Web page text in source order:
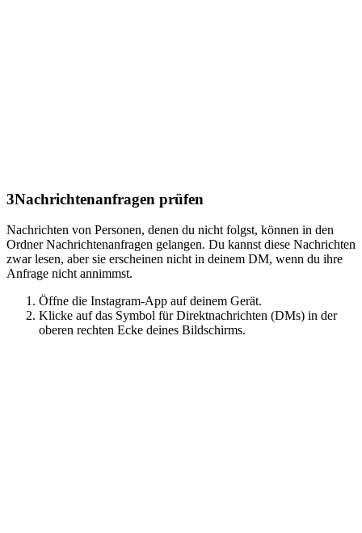
3Nachrichtenanfragen prüfen
Nachrichten von Personen, denen du nicht folgst, können in den
Ordner Nachrichtenanfragen gelangen. Du kannst diese Nachrichten
zwar lesen, aber sie erscheinen nicht in deinem DM, wenn du ihre
Anfrage nicht annimmst.
Öffne die Instagram-App auf deinem Gerät.
Klicke auf das Symbol für Direktnachrichten (DMs) in der
oberen rechten Ecke deines Bildschirms.